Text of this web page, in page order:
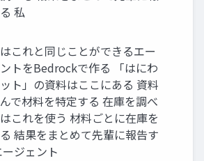
私
これと同じことができるエー
トをBedrockで作る 「はにわ
ト」の資料はここにある 資料
で材料を特定する 在庫を調べ
これを使う 材料ごとに在庫を
結果をまとめて先輩に報告す
ージェント